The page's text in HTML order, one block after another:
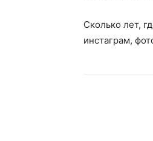
Сколько лет,
инстаграм,